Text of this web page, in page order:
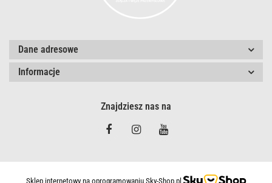
Dane adresowe
Informacje
Znajdziesz nas na
Sklep internetowy na oprogramowaniu Sky-Shop.pl